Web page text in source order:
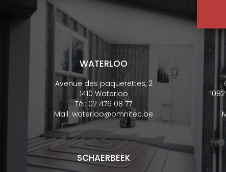
WATERLOO
Avenue des paquerettes, 2
1410 Waterloo
Tél: 02 476 08 77
Mail:waterloo@omnitec.be
SCHAERBEEK